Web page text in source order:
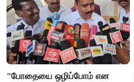
"போதையை ஒழிப்போம் என